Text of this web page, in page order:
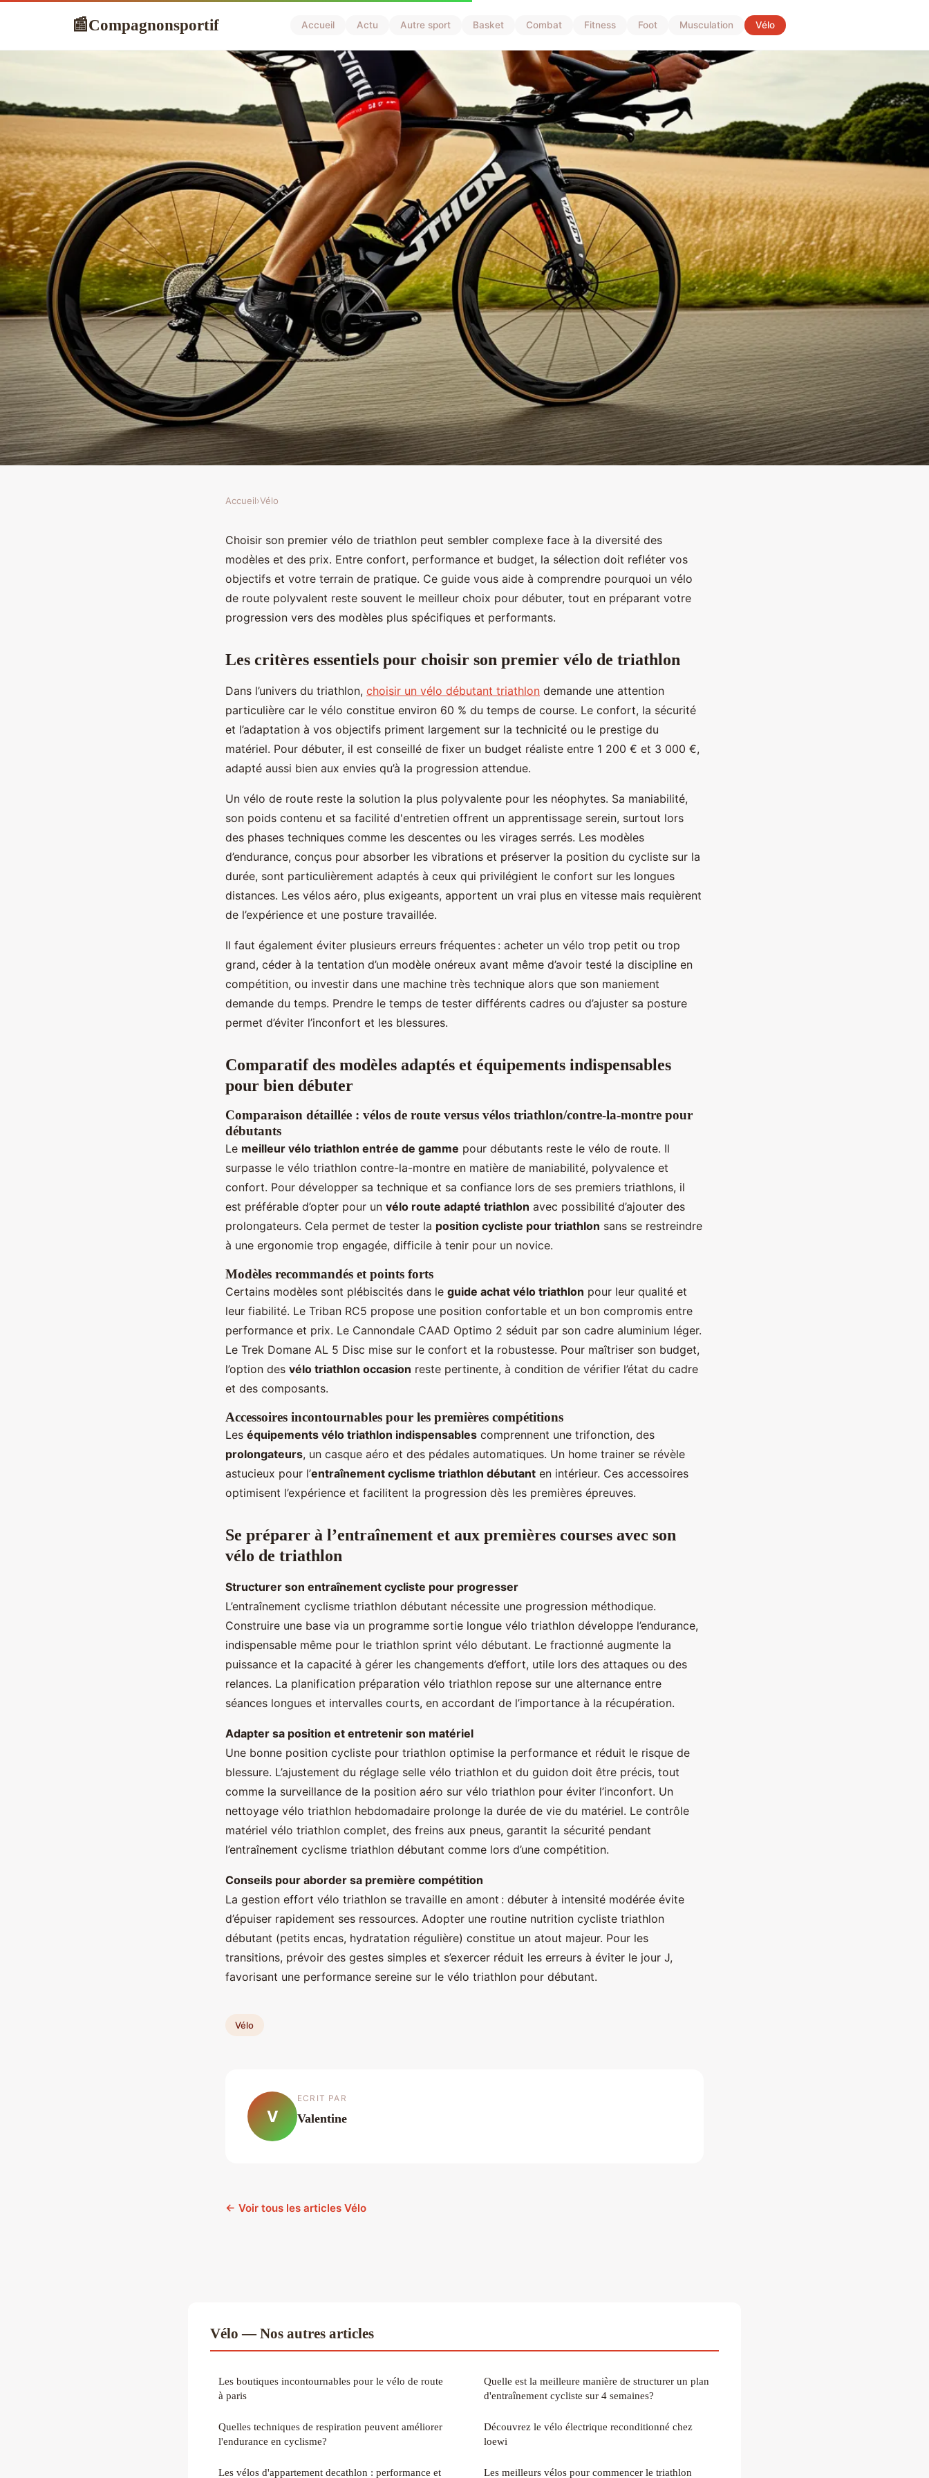
📰Compagnonsportif Accueil Actu Autre sport Basket Combat Fitness Foot Musculation Vélo
Quel vélo choisir pour bien débuter en
Accueil›Vélo
Choisir son premier vélo de triathlon peut sembler complexe face à la diversité des
modèles et des prix. Entre confort, performance et budget, la sélection doit refléter vos
objectifs et votre terrain de pratique. Ce guide vous aide à comprendre pourquoi un vélo
de route polyvalent reste souvent le meilleur choix pour débuter, tout en préparant votre
progression vers des modèles plus spécifiques et performants.
Les critères essentiels pour choisir son premier vélo de triathlon
Dans l’univers du triathlon, choisir un vélo débutant triathlon demande une attention
particulière car le vélo constitue environ 60 % du temps de course. Le confort, la sécurité
et l’adaptation à vos objectifs priment largement sur la technicité ou le prestige du
matériel. Pour débuter, il est conseillé de fixer un budget réaliste entre 1 200 € et 3 000 €,
adapté aussi bien aux envies qu’à la progression attendue.
Un vélo de route reste la solution la plus polyvalente pour les néophytes. Sa maniabilité,
son poids contenu et sa facilité d'entretien offrent un apprentissage serein, surtout lors
des phases techniques comme les descentes ou les virages serrés. Les modèles
d’endurance, conçus pour absorber les vibrations et préserver la position du cycliste sur la
durée, sont particulièrement adaptés à ceux qui privilégient le confort sur les longues
distances. Les vélos aéro, plus exigeants, apportent un vrai plus en vitesse mais requièrent
de l’expérience et une posture travaillée.
Il faut également éviter plusieurs erreurs fréquentes : acheter un vélo trop petit ou trop
grand, céder à la tentation d’un modèle onéreux avant même d’avoir testé la discipline en
compétition, ou investir dans une machine très technique alors que son maniement
demande du temps. Prendre le temps de tester différents cadres ou d’ajuster sa posture
permet d’éviter l’inconfort et les blessures.
Comparatif des modèles adaptés et équipements indispensables
pour bien débuter
Comparaison détaillée : vélos de route versus vélos triathlon/contre-la-montre pour
débutants
Le meilleur vélo triathlon entrée de gamme pour débutants reste le vélo de route. Il
surpasse le vélo triathlon contre-la-montre en matière de maniabilité, polyvalence et
confort. Pour développer sa technique et sa confiance lors de ses premiers triathlons, il
est préférable d’opter pour un vélo route adapté triathlon avec possibilité d’ajouter des
prolongateurs. Cela permet de tester la position cycliste pour triathlon sans se restreindre
à une ergonomie trop engagée, difficile à tenir pour un novice.
Modèles recommandés et points forts
Certains modèles sont plébiscités dans le guide achat vélo triathlon pour leur qualité et
leur fiabilité. Le Triban RC5 propose une position confortable et un bon compromis entre
performance et prix. Le Cannondale CAAD Optimo 2 séduit par son cadre aluminium léger.
Le Trek Domane AL 5 Disc mise sur le confort et la robustesse. Pour maîtriser son budget,
l’option des vélo triathlon occasion reste pertinente, à condition de vérifier l’état du cadre
et des composants.
Accessoires incontournables pour les premières compétitions
Les équipements vélo triathlon indispensables comprennent une trifonction, des
prolongateurs, un casque aéro et des pédales automatiques. Un home trainer se révèle
astucieux pour l’entraînement cyclisme triathlon débutant en intérieur. Ces accessoires
optimisent l’expérience et facilitent la progression dès les premières épreuves.
Se préparer à l’entraînement et aux premières courses avec son
vélo de triathlon
Structurer son entraînement cycliste pour progresser
L’entraînement cyclisme triathlon débutant nécessite une progression méthodique.
Construire une base via un programme sortie longue vélo triathlon développe l’endurance,
indispensable même pour le triathlon sprint vélo débutant. Le fractionné augmente la
puissance et la capacité à gérer les changements d’effort, utile lors des attaques ou des
relances. La planification préparation vélo triathlon repose sur une alternance entre
séances longues et intervalles courts, en accordant de l’importance à la récupération.
Adapter sa position et entretenir son matériel
Une bonne position cycliste pour triathlon optimise la performance et réduit le risque de
blessure. L’ajustement du réglage selle vélo triathlon et du guidon doit être précis, tout
comme la surveillance de la position aéro sur vélo triathlon pour éviter l’inconfort. Un
nettoyage vélo triathlon hebdomadaire prolonge la durée de vie du matériel. Le contrôle
matériel vélo triathlon complet, des freins aux pneus, garantit la sécurité pendant
l’entraînement cyclisme triathlon débutant comme lors d’une compétition.
Conseils pour aborder sa première compétition
La gestion effort vélo triathlon se travaille en amont : débuter à intensité modérée évite
d’épuiser rapidement ses ressources. Adopter une routine nutrition cycliste triathlon
débutant (petits encas, hydratation régulière) constitue un atout majeur. Pour les
transitions, prévoir des gestes simples et s’exercer réduit les erreurs à éviter le jour J,
favorisant une performance sereine sur le vélo triathlon pour débutant.
Vélo
V
ECRIT PAR
Valentine
← Voir tous les articles Vélo
Vélo — Nos autres articles
Les boutiques incontournables pour le vélo de route
à paris
Quelles techniques de respiration peuvent améliorer
l'endurance en cyclisme?
Les vélos d'appartement decathlon : performance et
Quelle est la meilleure manière de structurer un plan
d'entraînement cycliste sur 4 semaines?
Découvrez le vélo électrique reconditionné chez
loewi
Les meilleurs vélos pour commencer le triathlon